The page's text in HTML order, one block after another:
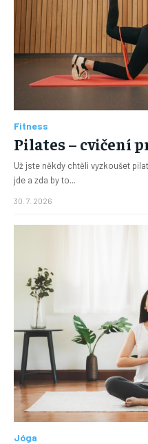
Fitness
Pilates – cvičení
Už jste někdy chtěli vyzkoušet
jde a zda by to...
30. 7. 2026
Jóga